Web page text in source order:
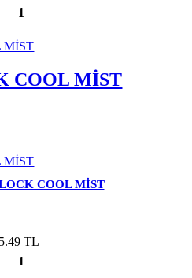
1
COOL MİST
COOL MİST
TL
1